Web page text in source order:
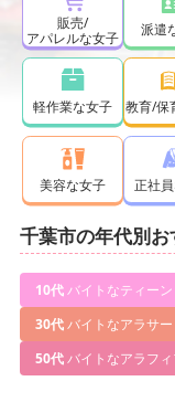
販売/
アパレルな女子
派遣
軽作業な女子 教育/保
美容な女子 正社
千葉市の年代別
10代バイトなティーン
30代バイトなアラサー
50代バイトなアラフィ